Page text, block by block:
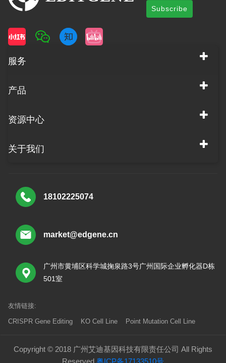
Subscribe
服务
产品
资源中心
关于我们
18102225074
market@edgene.cn
广州市黄埔区科学城掬泉路3号广州国际企业孵化器D栋
501室
友情链接:
CRISPR Gene Editing KO Cell Line Point Mutation Cell Line
Copyright © 2018 广州艾迪基因科技有限责任公司 All Rights
Reserved 粤ICP备17133510号